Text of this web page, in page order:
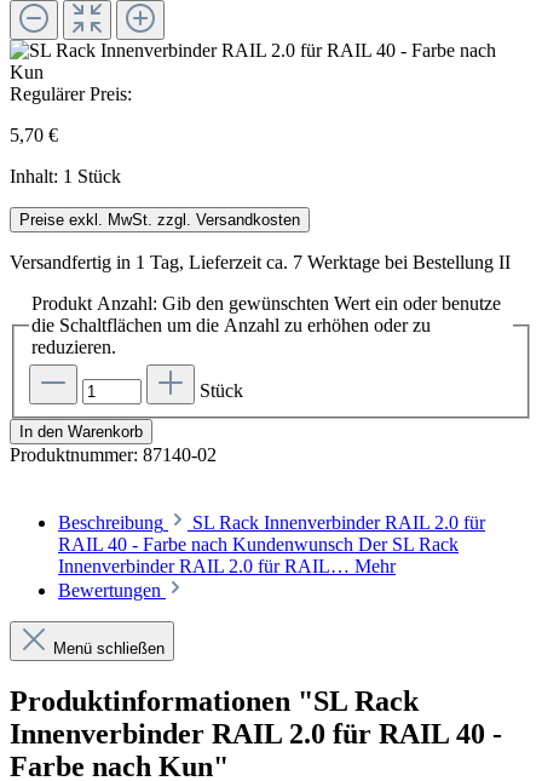
Regulärer Preis:
5,70 €
Inhalt: 1 Stück
Preise exkl. MwSt. zzgl. Versandkosten
Versandfertig in 1 Tag, Lieferzeit ca. 7 Werktage bei Bestellung II
Produkt Anzahl: Gib den gewünschten Wert ein oder benutze
die Schaltflächen um die Anzahl zu erhöhen oder zu
reduzieren.
Stück
In den Warenkorb
Produktnummer: 87140-02
Beschreibung
SL Rack Innenverbinder RAIL 2.0 für
RAIL 40 - Farbe nach Kundenwunsch Der SL Rack
Innenverbinder RAIL 2.0 für RAIL… Mehr
Bewertungen
Menü schließen
Produktinformationen "SL Rack
Innenverbinder RAIL 2.0 für RAIL 40 -
Farbe nach Kun"